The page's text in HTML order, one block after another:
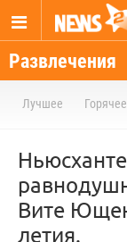
Развлечения
Лучшее Горячее
Вите
летия.